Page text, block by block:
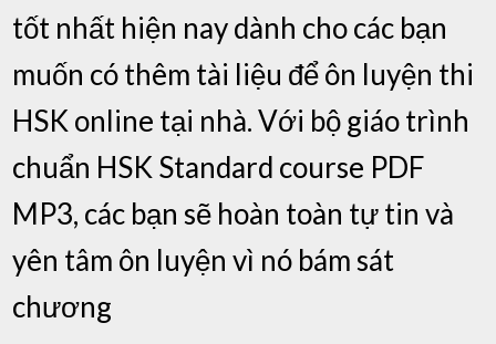
tốt nhất hiện nay dành cho các bạn
muốn có thêm tài liệu để ôn luyện thi
HSK online tại nhà. Với bộ giáo trình
chuẩn HSK Standard course PDF
MP3, các bạn sẽ hoàn toàn tự tin và
yên tâm ôn luyện vì nó bám sát
chương